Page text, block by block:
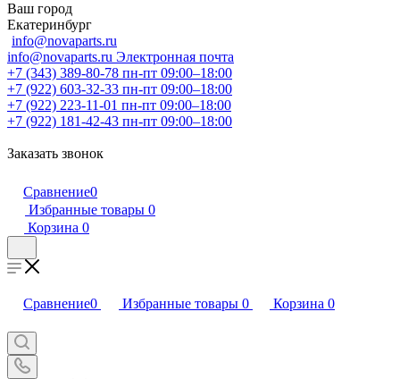
Ваш город
Екатеринбург
info@novaparts.ru
info@novaparts.ru Электронная почта
+7 (343) 389-80-78 пн-пт 09:00–18:00
+7 (922) 603-32-33 пн-пт 09:00–18:00
+7 (922) 223-11-01 пн-пт 09:00–18:00
+7 (922) 181-42-43 пн-пт 09:00–18:00
Заказать звонок
Сравнение0
Избранные товары 0
Корзина 0
Сравнение0 Избранные товары 0 Корзина 0